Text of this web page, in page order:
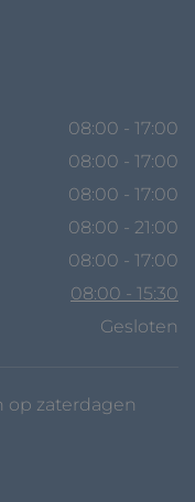
08:00 - 17:00
08:00 - 17:00
08:00 - 17:00
08:00 - 21:00
08:00 - 17:00
08:00 - 15:30
Gesloten
op zaterdagen